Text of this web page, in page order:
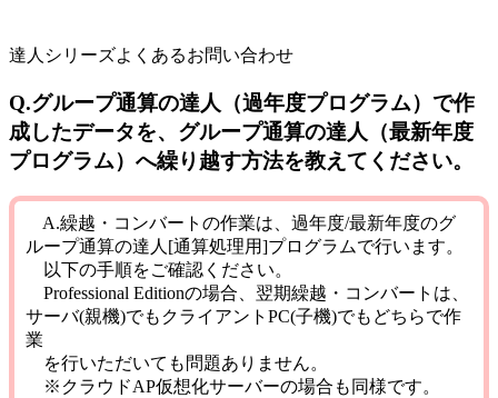
達人シリーズよくあるお問い合わせ
Q.グループ通算の達人（過年度プログラム）で作
成したデータを、グループ通算の達人（最新年度
プログラム）へ繰り越す方法を教えてください。
A.繰越・コンバートの作業は、過年度/最新年度のグ
ループ通算の達人[通算処理用]プログラムで行います。
以下の手順をご確認ください。
Professional Editionの場合、翌期繰越・コンバートは、
サーバ(親機)でもクライアントPC(子機)でもどちらで作
業
を行いただいても問題ありません。
※クラウドAP仮想化サーバーの場合も同様です。